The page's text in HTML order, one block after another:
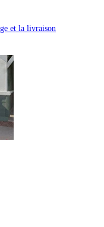
et la livraison